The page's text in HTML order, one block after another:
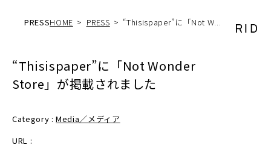
PRESSHOME PRESS “Thisispaper”に「Not W...
“Thisispaper”に「Not Wonder
Store」が掲載されました
Category :Media／メディア
URL :